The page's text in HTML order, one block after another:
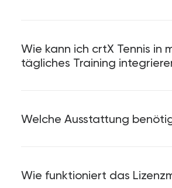
Wie kann ich crtX Tennis in
tägliches Training
Welche Ausstattung
Wie funktioniert das